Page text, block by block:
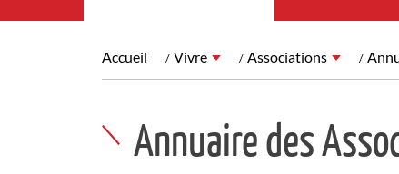
Accueil Vivre Associations
Annuaire des